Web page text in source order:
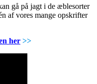
gå på jagt i de æblesorter
af vores mange opskrifter
her >>